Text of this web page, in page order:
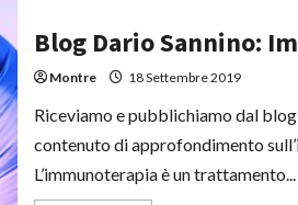
perché
Blog Dario Sannino:
Montre 18 Settembre 2019
Riceviamo e pubblichiamo dal
contenuto di approfondimento
L’immunoterapia è un trattamento...